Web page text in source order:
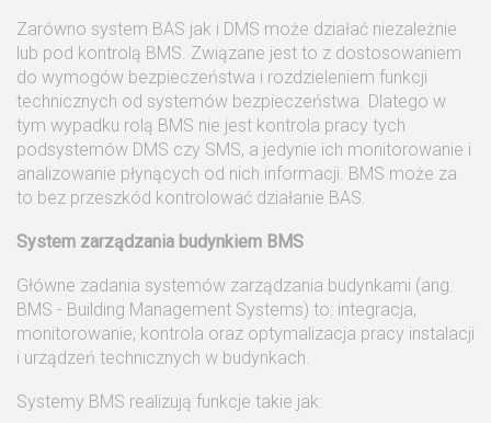
Zarówno system BAS jak i DMS może działać niezależnie
lub pod kontrolą BMS. Związane jest to z dostosowaniem
do wymogów bezpieczeństwa i rozdzieleniem funkcji
technicznych od systemów bezpieczeństwa. Dlatego w
tym wypadku rolą BMS nie jest kontrola pracy tych
podsystemów DMS czy SMS, a jedynie ich monitorowanie i
analizowanie płynących od nich informacji. BMS może za
to bez przeszkód kontrolować działanie BAS.
System zarządzania budynkiem BMS
Główne zadania systemów zarządzania budynkami (ang.
BMS - Building Management Systems) to: integracja,
monitorowanie, kontrola oraz optymalizacja pracy instalacji
i urządzeń technicznych w budynkach.
Systemy BMS realizują funkcje takie jak: